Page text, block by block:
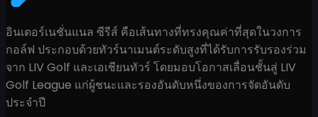
อินเตอร์เนชั่นแนล ซีรีส์ คือเส้นทางที่ทรงคุณค่าที่สุดในวงการ
กอล์ฟ ประกอบด้วยทัวร์นาเมนต์ระดับสูงที่ได้รับการรับรองร่วม
จาก LIV Golf และเอเชียนทัวร์ โดยมอบโอกาสเลื่อนชั้นสู่ LIV
Golf League แก่ผู้ชนะและรองอันดับหนึ่งของการจัดอันดับ
ประจำปี